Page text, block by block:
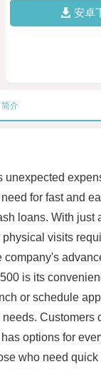
安卓
简介
unexpected
for fast and
loans. With
visits
is its
or schedule
options for
who need